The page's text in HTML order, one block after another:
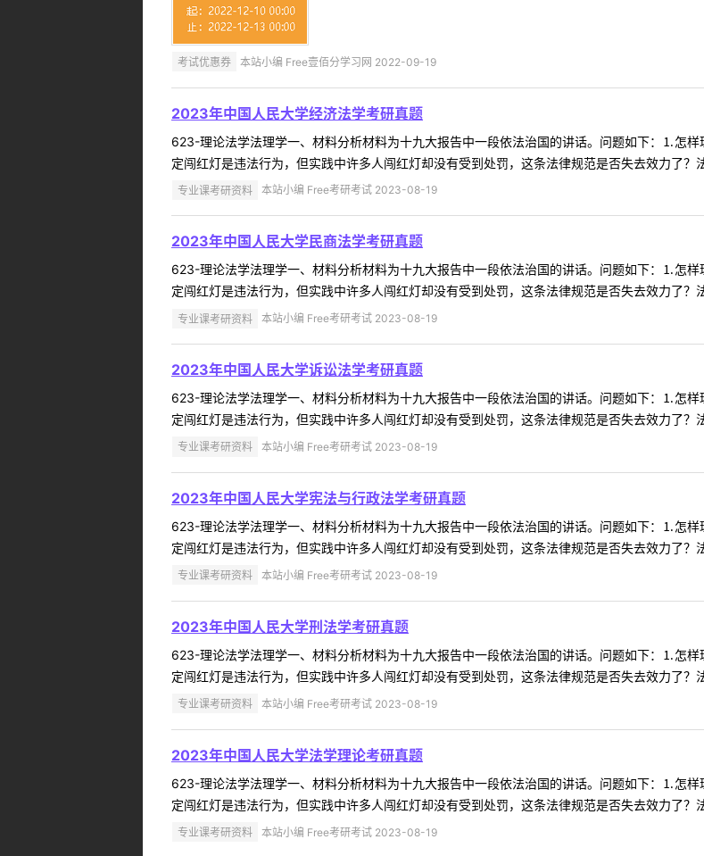
考试优惠券 本站小编 Free壹佰分学习网 2022-09-19
2023年中国人民大学经济法学考研真题
623-理论法学法理学一、材料分析材料为十九大报告中一段依法治国的讲话。问题如下：⒈怎
定闯红灯是违法行为，但实践中许多人闯红灯却没有受到处罚，这条法律规范是否失去效力了？
专业课考研资料 本站小编 Free考研考试 2023-08-19
2023年中国人民大学民商法学考研真题
623-理论法学法理学一、材料分析材料为十九大报告中一段依法治国的讲话。问题如下：⒈怎
定闯红灯是违法行为，但实践中许多人闯红灯却没有受到处罚，这条法律规范是否失去效力了？
专业课考研资料 本站小编 Free考研考试 2023-08-19
2023年中国人民大学诉讼法学考研真题
623-理论法学法理学一、材料分析材料为十九大报告中一段依法治国的讲话。问题如下：⒈怎
定闯红灯是违法行为，但实践中许多人闯红灯却没有受到处罚，这条法律规范是否失去效力了？
专业课考研资料 本站小编 Free考研考试 2023-08-19
2023年中国人民大学宪法与行政法学考研真题
623-理论法学法理学一、材料分析材料为十九大报告中一段依法治国的讲话。问题如下：⒈怎
定闯红灯是违法行为，但实践中许多人闯红灯却没有受到处罚，这条法律规范是否失去效力了？
专业课考研资料 本站小编 Free考研考试 2023-08-19
2023年中国人民大学刑法学考研真题
623-理论法学法理学一、材料分析材料为十九大报告中一段依法治国的讲话。问题如下：⒈怎
定闯红灯是违法行为，但实践中许多人闯红灯却没有受到处罚，这条法律规范是否失去效力了？
专业课考研资料 本站小编 Free考研考试 2023-08-19
2023年中国人民大学法学理论考研真题
623-理论法学法理学一、材料分析材料为十九大报告中一段依法治国的讲话。问题如下：⒈怎
定闯红灯是违法行为，但实践中许多人闯红灯却没有受到处罚，这条法律规范是否失去效力了？
专业课考研资料 本站小编 Free考研考试 2023-08-19